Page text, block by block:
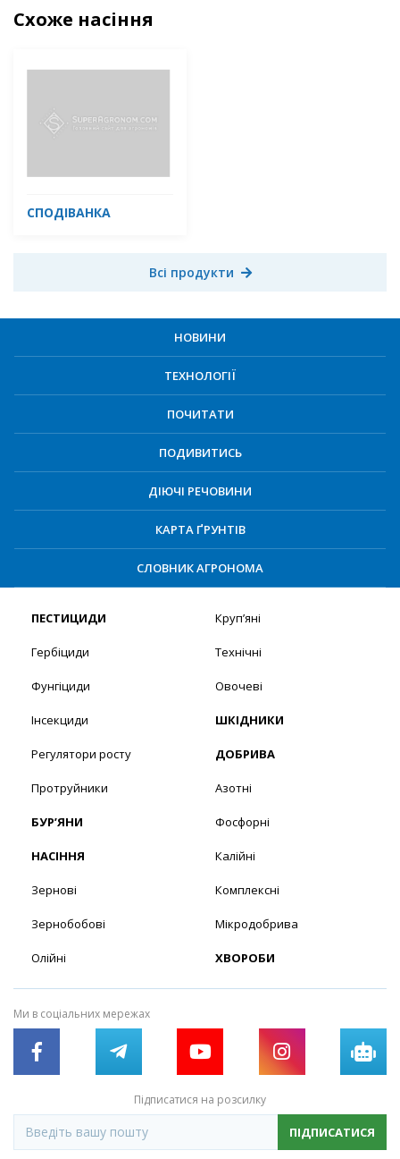
Схоже насіння
СПОДІВАНКА
Всі продукти
НОВИНИ
ТЕХНОЛОГІЇ
ПОЧИТАТИ
ПОДИВИТИСЬ
ДІЮЧІ РЕЧОВИНИ
КАРТА ҐРУНТІВ
СЛОВНИК АГРОНОМА
ПЕСТИЦИДИ
Гербіциди
Фунгіциди
Інсекциди
Регулятори росту
Протруйники
БУР’ЯНИ
НАСІННЯ
Зернові
Зернобобові
Олійні
Круп’яні
Технічні
Овочеві
ШКІДНИКИ
ДОБРИВА
Азотні
Фосфорні
Калійні
Комплексні
Мікродобрива
ХВОРОБИ
Ми в соціальних мережах
Підписатися на розсилку
ПІДПИСАТИСЯ